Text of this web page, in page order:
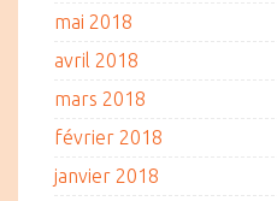
mai 2018
avril 2018
mars 2018
février 2018
janvier 2018